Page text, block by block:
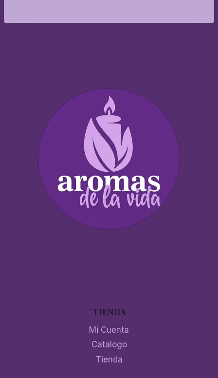
TIENDA
Mi Cuenta
Catalogo
Tienda